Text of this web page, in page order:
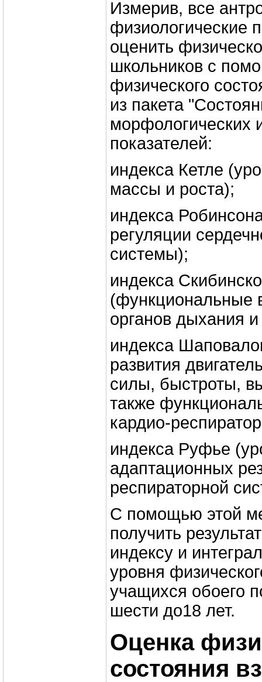
Измерив, все
физиологические
оценить
школьников с
физического
из пакета
морфологических
показателей:
индекса Кетле
массы и роста);
индекса
регуляции
системы);
индекса
(функциональные
органов дыхания
индекса
развития
силы, быстроты,
также
кардио-
индекса Руфье
адаптационных
респираторной
С помощью этой
получить
индексу и
уровня
учащихся обоего
шести до18 лет.
Оценка
состояния